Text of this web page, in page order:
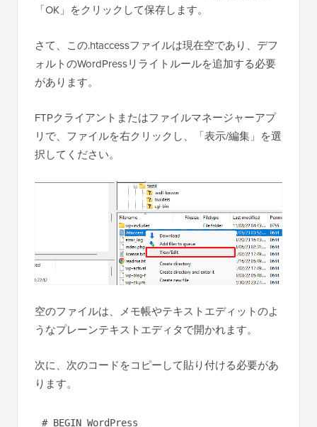
「OK」をクリックして保存します。
さて、この.htaccessファイルは現在空であり、デフ
ォルトのWordPressリライトルールを追加する必要
があります。
FTPクライアントまたはファイルマネージャーアプ
リで、ファイルを右クリックし、「表示/編集」を選
択してください。
空のファイルは、メモ帳やテキストエディットのよ
うなプレーンテキストエディタで開かれます。
次に、次のコードをコピーして貼り付ける必要があ
ります。
# BEGIN WordPress